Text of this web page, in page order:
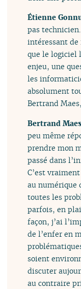
Étienne
pas
intéressant de
que le logiciel
enjeu, une
les
absolument
Bertrand
Bertrand
peu même
prendre mon
passé dans
C’est
au numérique
toutes les
parfois, en
façon, j’ai
de l’enfer en
soient
discuter
au contraire